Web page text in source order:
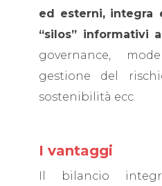
ed esterni, integra
“silos” informativi
governance,
gestione del
sostenibilità ecc.
I vantaggi
Il bilancio